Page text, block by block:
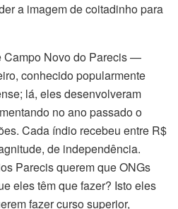
a imagem de coitadinho para
Campo Novo do Parecis —
conhecido popularmente
lá, eles desenvolveram
no ano passado o
Cada índio recebeu entre R$
de independência.
Parecis querem que ONGs
eles têm que fazer? Isto eles
fazer curso superior,